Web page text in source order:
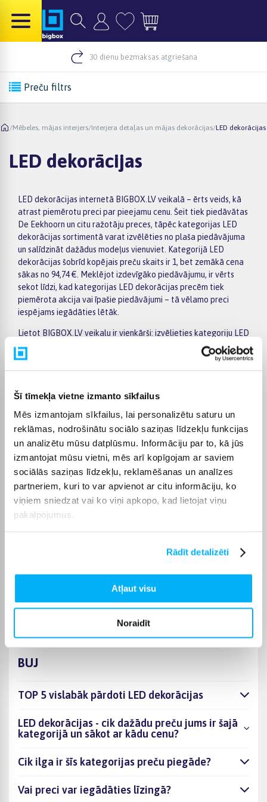
Šī tīmekļa vietne izmanto sīkfailus
Mēs izmantojam sīkfailus, lai personalizētu saturu un
reklāmas, nodrošinātu sociālo saziņas līdzekļu funkcijas
un analizētu mūsu datplūsmu. Informāciju par to, kā jūs
izmantojat mūsu vietni, mēs arī kopīgojam ar saviem
sociālās saziņas līdzekļu, reklamēšanas un analīzes
partneriem, kuri to var apvienot ar citu informāciju, ko
viņiem sniedzat vai ko viņi apkopo, kad lietojat viņu
pakalpojumus.
Rādīt detalizēti
Atļaut visu
Noraidīt
30 dienu bezmaksas atgriešana
Preču filtrs
/Mēbeles, mājas interjers/Interjera detaļas un mājas dekorācijas/LED dekorācijas
LED dekorācijas
LED dekorācijas internetā BIGBOX.LV veikalā – ērts veids, kā
atrast piemērotu preci par pieejamu cenu. Šeit tiek piedāvātas
De Eekhoorn un citu ražotāju preces, tāpēc kategorijas LED
dekorācijas sortimentā varat izvēlēties no plaša piedāvājuma
un salīdzināt dažādus modeļus vienuviet. Kategorijā LED
dekorācijas šobrīd kopējais preču skaits ir 1, bet zemākā cena
sākas no 94,74 €. Meklējot izdevīgāko piedāvājumu, ir vērts
sekot līdzi, kad kategorijas LED dekorācijas precēm tiek
piemērota akcija vai īpašie piedāvājumi – tā vēlamo preci
iespējams iegādāties lētāk.
Lietot BIGBOX.LV veikalu ir vienkārši: izvēlieties kategoriju LED
dekorācijas, izmantojiet kreisajā pusē esošos filtrus pēc
ražotāja, cenas, preču īpašībām vai citiem svarīgiem
lapā ir pieejama svarīgākā informācija, tāpēc varat ātri
nosacījumus. Tas ļauj ērti iepirkties internetā, nesteidzīgi
salīdzinot dažādus kategorijā LED dekorācijas pieejamos
piedāvājumus.
BIGBOX.LV piedāvā iespēju par pirkumu norēķināties 6
vienādos maksājumos, tāpēc izvēlēto preci iespējams
iegādāties ērtāk, sadalot maksājumu vairākās daļās. Piegāde
ir pieejama visā Latvijā: piegāde uz pakomātiem maksā no 2,99
€, bet pasūtījumiem virs 499 € piegāde uz pakomātu ir bez
Piemērotu preci no kategorijas LED dekorācijas piegādāsim
norādītajā termiņā, lai pirkumu internetā varētu saņemt jums
ērtā veidā.
BUJ
TOP 5 vislabāk pārdoti LED dekorācijas
LED dekorācijas - cik dažādu preču jums ir šajā
kategorijā un sākot ar kādu cenu?
Cik ilga ir šīs kategorijas preču piegāde?
Vai preci var iegādāties līzingā?